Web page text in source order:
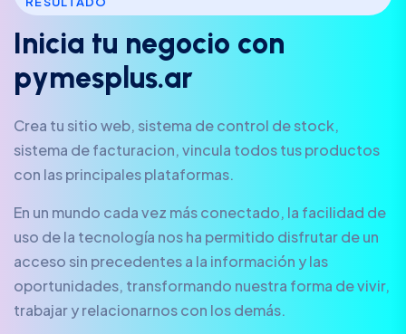
Inicia tu negocio con
pymesp us.ar
Crea tu sitio web, sistema de control de stock,
sistema de facturacion, vincula todos tus productos
con las principales plataformas.
En un mundo cada vez más conectado, la facilidad de
uso de la tecnología nos ha permitido disfrutar de un
acceso sin precedentes a la información y las
oportunidades, transformando nuestra forma de vivir,
trabajar y relacionarnos con los demás.